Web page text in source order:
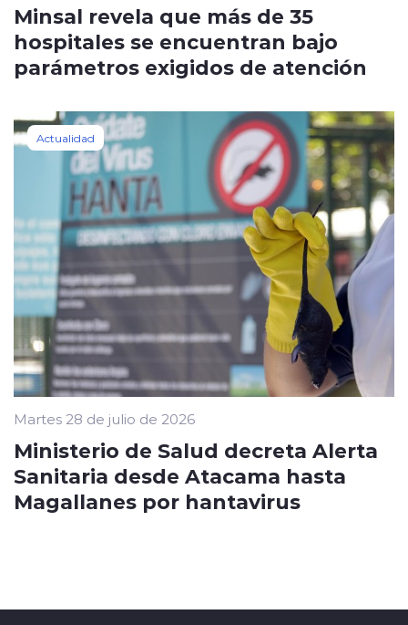
Minsal revela que más de 35
hospitales se encuentran bajo
parámetros exigidos de atención
Actualidad
Martes 28 de julio de 2026
Ministerio de Salud decreta Alerta
Sanitaria desde Atacama hasta
Magallanes por hantavirus